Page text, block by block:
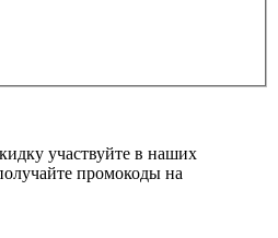
участвуйте в наших
промокоды на